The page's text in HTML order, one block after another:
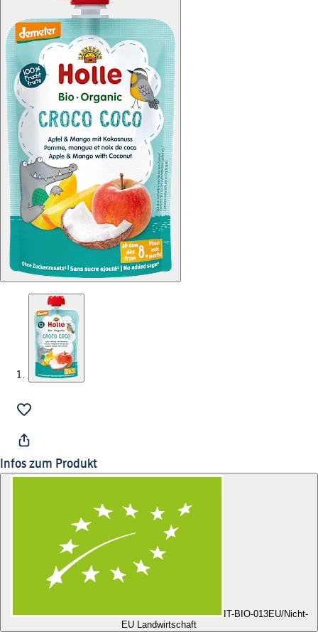
Infos zum Produkt
IT-BIO-013EU/Nicht-
EU Landwirtschaft